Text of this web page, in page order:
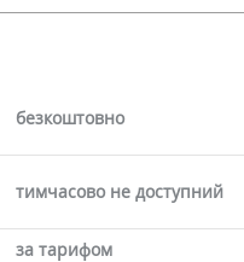
безкоштовно
тимчасово не доступний
за тарифом